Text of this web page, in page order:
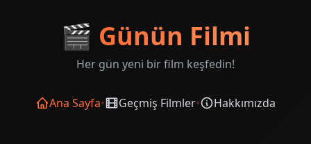
🎬 Günün Filmi
Her gün yeni bir film keşfedin!
Ana Sayfa• Geçmiş Filmler• Hakkımızda